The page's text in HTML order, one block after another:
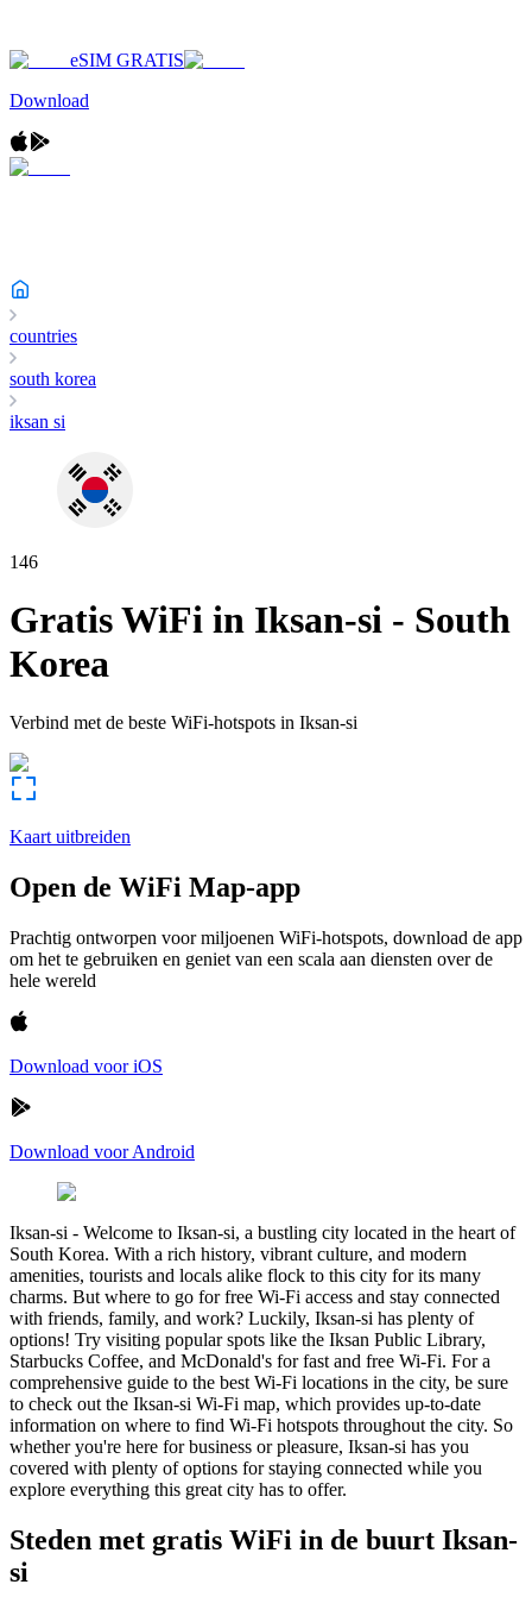
eSIM GRATIS
Download
countries
south korea
iksan si
146
Gratis WiFi in Iksan-si - South
Korea
Verbind met de beste WiFi-hotspots in Iksan-si
Kaart uitbreiden
Open de WiFi Map-app
Prachtig ontworpen voor miljoenen WiFi-hotspots, download de app
om het te gebruiken en geniet van een scala aan diensten over de
hele wereld
Download voor iOS
Download voor Android
Iksan-si - Welcome to Iksan-si, a bustling city located in the heart of
South Korea. With a rich history, vibrant culture, and modern
amenities, tourists and locals alike flock to this city for its many
charms. But where to go for free Wi-Fi access and stay connected
with friends, family, and work? Luckily, Iksan-si has plenty of
options! Try visiting popular spots like the Iksan Public Library,
Starbucks Coffee, and McDonald's for fast and free Wi-Fi. For a
comprehensive guide to the best Wi-Fi locations in the city, be sure
to check out the Iksan-si Wi-Fi map, which provides up-to-date
information on where to find Wi-Fi hotspots throughout the city. So
whether you're here for business or pleasure, Iksan-si has you
covered with plenty of options for staying connected while you
explore everything this great city has to offer.
Steden met gratis WiFi in de buurt Iksan-
si